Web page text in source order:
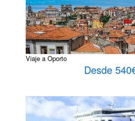
Viaje a Oporto
Desde